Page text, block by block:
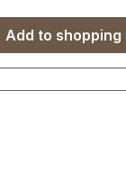
Add to